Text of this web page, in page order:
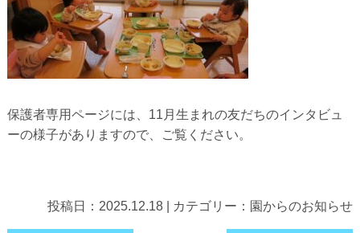
保護者専用ページには、11月生まれの友だちのインタビュ
ーの様子がありますので、ご覧ください。
投稿日： 2025.12.18 カテゴリー： 園からのお知らせ